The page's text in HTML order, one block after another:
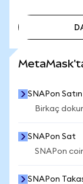
SNAPon Satın
Birkaç
SNAPon Sat
SNAPon
SNAPon